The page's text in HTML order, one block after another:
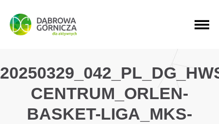
PRZEJDŹ DO MENU GŁÓWNEGO
PRZEJDŹ DO WYSZUKIWARKI
PRZEJDŹ DO TREŚCI
CENTRUM_ORLEN-
BASKET-LIGA_MKS-